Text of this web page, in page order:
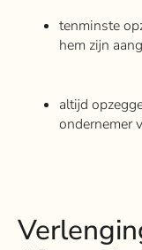
tenminste
hem zijn
altijd
ondernemer